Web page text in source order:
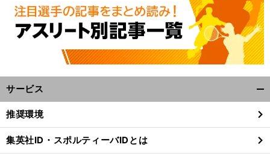
サービス
閉
る
推奨環境
集英社ID・スポルティーバIDとは